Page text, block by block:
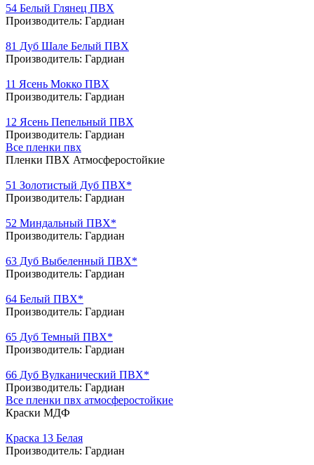
54 Белый Глянец ПВХ
Производитель: Гардиан
81 Дуб Шале Белый ПВХ
Производитель: Гардиан
11 Ясень Мокко ПВХ
Производитель: Гардиан
12 Ясень Пепельный ПВХ
Производитель: Гардиан
Все пленки пвх
Пленки ПВХ Атмосферостойкие
51 Золотистый Дуб ПВХ*
Производитель: Гардиан
52 Миндальный ПВХ*
Производитель: Гардиан
63 Дуб Выбеленный ПВХ*
Производитель: Гардиан
64 Белый ПВХ*
Производитель: Гардиан
65 Дуб Темный ПВХ*
Производитель: Гардиан
66 Дуб Вулканический ПВХ*
Производитель: Гардиан
Все пленки пвх атмосферостойкие
Краски МДФ
Краска 13 Белая
Производитель: Гардиан